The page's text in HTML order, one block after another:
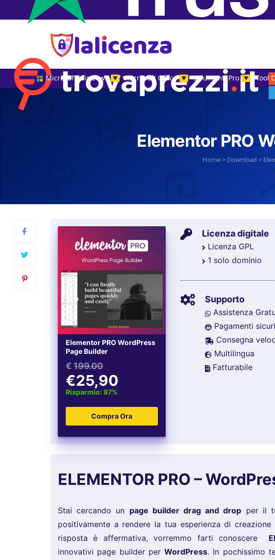
Microsoft Windows ▼ Microsoft Office ▼ Strumenti Pro ▼ Tool
Elementor PRO
Home> Download >
Elementor PRO WordPress
Page Builder
€ 199.00
€25,90
Risparmio: 87%
Licenza digitale
Licenza GPL
1 solo dominio
Supporto
Assistenza
Pagamenti sicuri
Consegna
Multilingua
Fatturabile
ELEMENTOR PRO –
Stai cercando un page builder drag and drop per il
positivamente a rendere la tua esperienza di
risposta è affermativa, vorremmo farti conoscere
innovativi page builder per WordPress. In pochissimo